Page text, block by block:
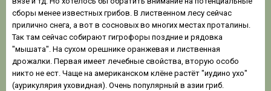
сборы менее известных грибов. В лиственном лесу сейчас
прилично снега, а вот в сосновых во многих местах проталины.
Так там сейчас собирают гигрофоры поздние и рядовка
"мышата". На сухом орешнике оранжевая и лиственная
дрожалки. Первая имеет лечебные свойства, вторую особо
никто не ест. Чаще на американском клёне растёт "иудино ухо"
(аурикулярия уховидная). Очень популярный в азии гриб.